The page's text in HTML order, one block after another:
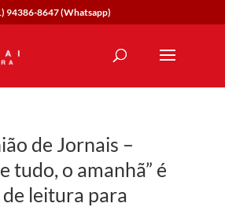
94386-8647 (Whatsapp)
de Jornais –
tudo, o amanhã” é
leitura para